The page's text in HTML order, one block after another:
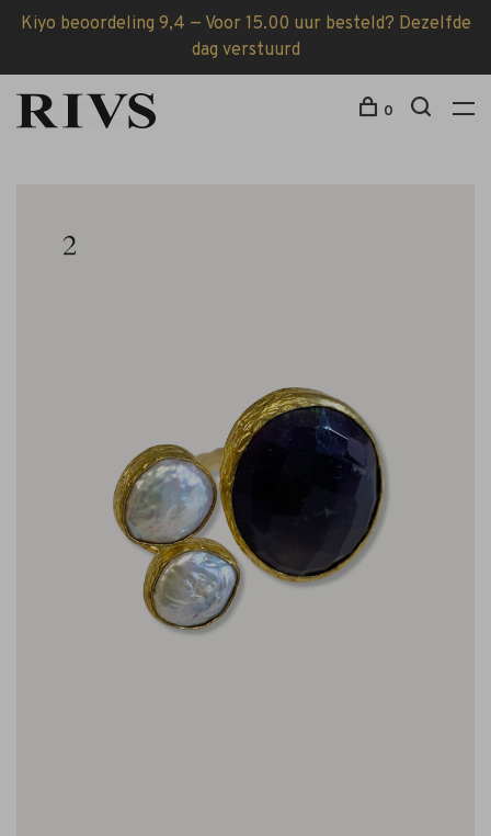
Kiyo beoordeling 9,4 — Voor 15.00 uur besteld? Dezelfde
dag verstuurd
0